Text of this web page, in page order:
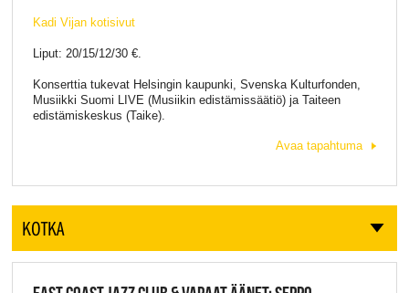
Kadi Vijan kotisivut
Liput: 20/15/12/30 €.
Konserttia tukevat Helsingin kaupunki, Svenska Kulturfonden,
Musiikki Suomi LIVE (Musiikin edistämissäätiö) ja Taiteen
edistämiskeskus (Taike).
Avaa tapahtuma
KOTKA